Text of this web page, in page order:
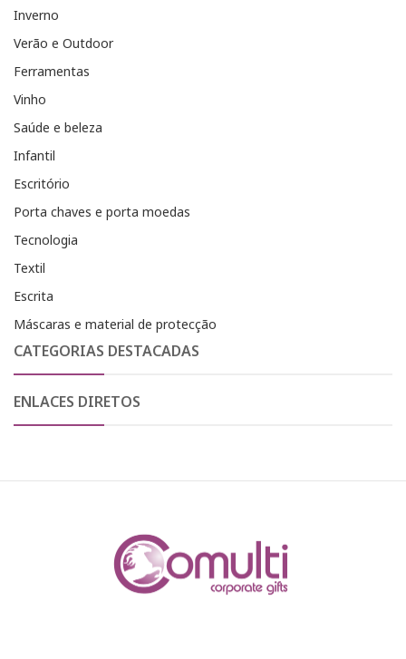
Inverno
Verão e Outdoor
Ferramentas
Vinho
Saúde e beleza
Infantil
Escritório
Porta chaves e porta moedas
Tecnologia
Textil
Escrita
Máscaras e material de protecção
CATEGORIAS DESTACADAS
ENLACES DIRETOS